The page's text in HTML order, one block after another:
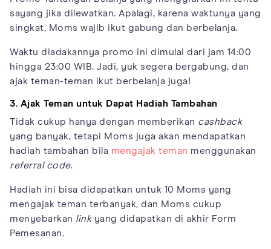
sayang jika dilewatkan. Apalagi, karena waktunya yang
singkat, Moms wajib ikut gabung dan berbelanja.
Waktu diadakannya promo ini dimulai dari jam 14:00
hingga 23:00 WIB. Jadi, yuk segera bergabung, dan
ajak teman-teman ikut berbelanja juga!
3. Ajak Teman untuk Dapat Hadiah Tambahan
Tidak cukup hanya dengan memberikan cashback
yang banyak, tetapi Moms juga akan mendapatkan
hadiah tambahan bila mengajak teman menggunakan
referral code.
Hadiah ini bisa didapatkan untuk 10 Moms yang
mengajak teman terbanyak, dan Moms cukup
menyebarkan linkyang didapatkan di akhir Form
Pemesanan.